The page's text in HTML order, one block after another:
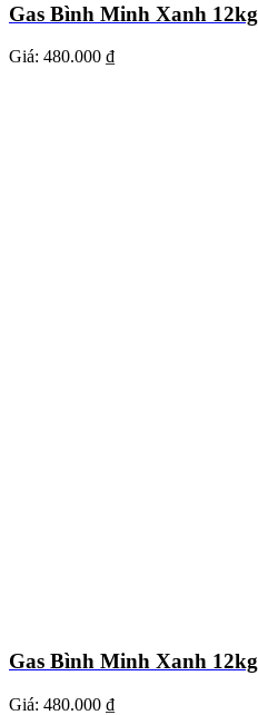
Gas Bình Minh Xanh 12kg
Giá: 480.000 ₫
Gas Bình Minh Xanh 12kg
Giá: 480.000 ₫